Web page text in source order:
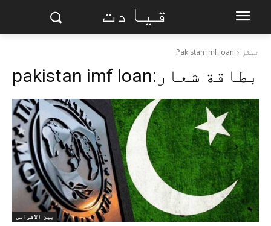
قیادت
ٹیگز Pakistan imf loan
بطاقة شعار:pakistan imf loan
بین الاقوامی